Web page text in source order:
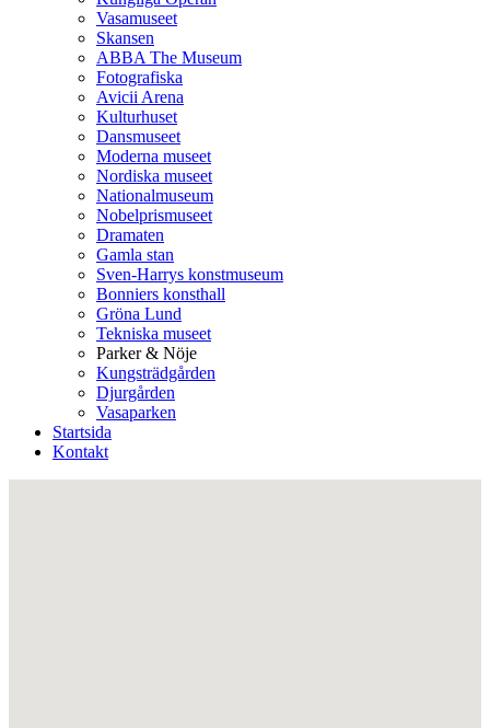
Vasamuseet
Skansen
ABBA The Museum
Fotografiska
Avicii Arena
Kulturhuset
Dansmuseet
Moderna museet
Nordiska museet
Nationalmuseum
Nobelprismuseet
Dramaten
Gamla stan
Sven-Harrys konstmuseum
Bonniers konsthall
Gröna Lund
Tekniska museet
Parker & Nöje
Kungsträdgården
Djurgården
Vasaparken
Startsida
Kontakt